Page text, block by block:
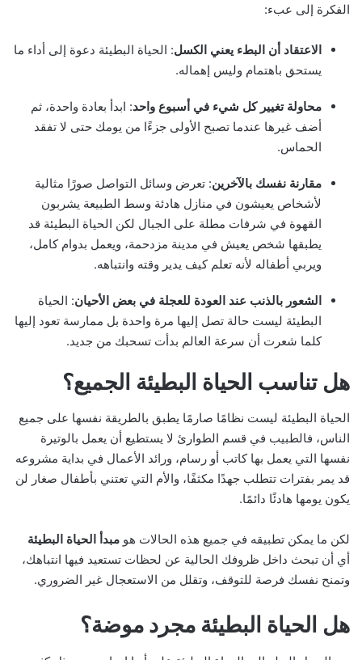
الفكرة إلى عبء:
الاعتقاد أن البطء يعني الكسل: الحياة البطيئة دعوة إلى أداء ما
يستحق باهتمام وليس إهماله.
محاولة تغيير كل شيء في أسبوع واحد: ابدأ بعادة واحدة، ثم
أضف غيرها عندما تصبح الأولى جزءًا من يومك حتى لا تفقد
الحماس.
مقارنة نفسك بالآخرين: تعرض وسائل التواصل صورًا مثالية
لأشخاص يعيشون في منازل هادئة وسط الطبيعة يشربون
القهوة في شرفات مطلة على الجبال لكن الحياة البطيئة قد
يطبقها شخص يعيش في مدينة مزدحمة، ويعمل بدوام كامل،
ويربي أطفاله لأنه تعلم كيف يدير وقته وانتباهه.
الشعور بالذنب عند العودة للعجلة في بعض الأحيان: الحياة
البطيئة ليست حالة تصل إليها مرة واحدة بل ممارسة تعود إليها
كلما شعرت أن سرعة العالم بدأت تسحبك من جديد.
هل تناسب الحياة البطيئة الجميع؟
الحياة البطيئة ليست نظامًا صارمًا يطبق بالطريقة نفسها على جميع
الناس، فالطبيب في قسم الطوارئ لا يستطيع أن يعمل بالوتيرة
نفسها التي يعمل بها كاتب أو رسام، ورائد الأعمال في بداية مشروعه
قد يمر بفترات تتطلب جهدًا مكثفًا، والأم التي تعتني بأطفال صغار لن
يكون يومها هادئًا دائمًا.
لكن ما يمكن تطبيقه في جميع هذه الحالات هو مبدأ الحياة البطيئة
أي أن تبحث داخل ظروفك الحالية عن لحظات تستعيد فيها انتباهك،
وتمنح نفسك فرصة للتوقف، وتقلل من الاستعجال غير الضروري.
هل الحياة البطيئة مجرد موضة؟